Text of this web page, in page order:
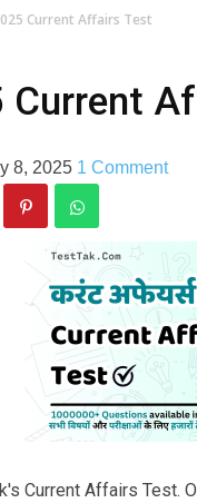
Current Affairs Test
Current
8, 2025 1 Comment
Current Affairs Test.